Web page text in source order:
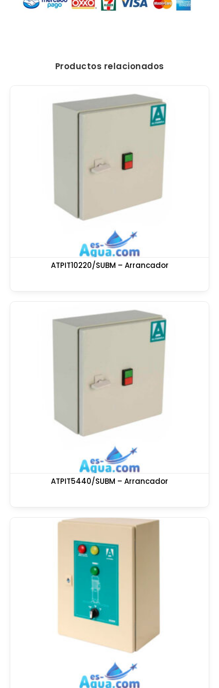
Productos relacionados
ATPIT10220/SUBM – Arrancador
ATPIT5440/SUBM – Arrancador